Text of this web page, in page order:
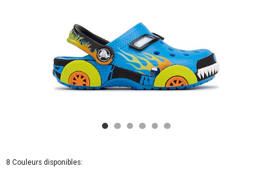
8 Couleurs disponibles: